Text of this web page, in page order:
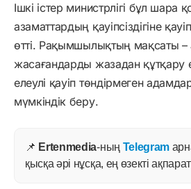
Ішкі істер министрлігі бұл шара
азаматтардың қауіпсіздігіне
өтті. Рақымшылықтың мақсаты
жасағандарды жазадан құтқару
елеулі қауіп төндірмеген
мүмкіндік беру.
📌 Ertenmedia-ның Telegram
қысқа әрі нұсқа, ең өзекті